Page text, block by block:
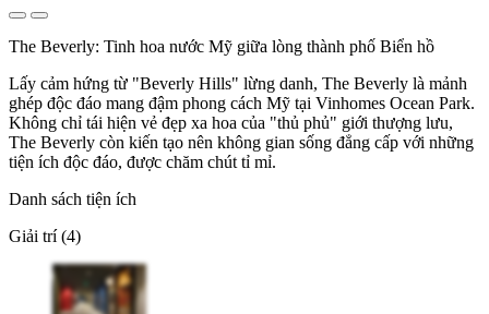
The Beverly: Tinh hoa nước Mỹ giữa lòng thành phố Biển hồ
Lấy cảm hứng từ "Beverly Hills" lừng danh, The Beverly là mảnh
ghép độc đáo mang đậm phong cách Mỹ tại Vinhomes Ocean Park.
Không chỉ tái hiện vẻ đẹp xa hoa của "thủ phủ" giới thượng lưu,
The Beverly còn kiến tạo nên không gian sống đẳng cấp với những
tiện ích độc đáo, được chăm chút tỉ mỉ.
Danh sách tiện ích
Giải trí (4)